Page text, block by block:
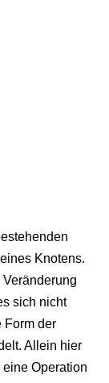
Knotens.
sich nicht
Form der
Allein hier
Operation